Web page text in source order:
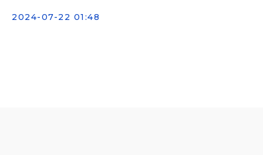
2024-07-22 01:48